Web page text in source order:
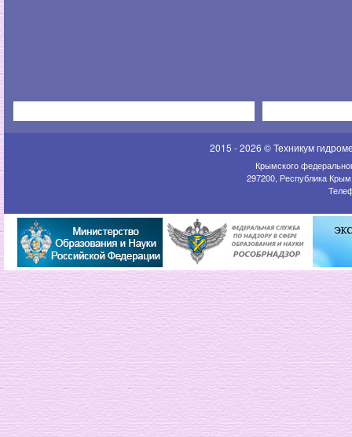
2015 - 2026 © Техникум
Крымского
297200, Республика